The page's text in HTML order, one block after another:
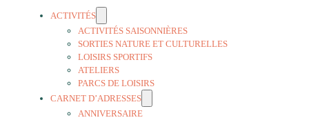
ACTIVITÉS
ACTIVITÉS SAISONNIÈRES
SORTIES NATURE ET CULTURELLES
LOISIRS SPORTIFS
ATELIERS
PARCS DE LOISIRS
CARNET D’ADRESSES
ANNIVERSAIRE